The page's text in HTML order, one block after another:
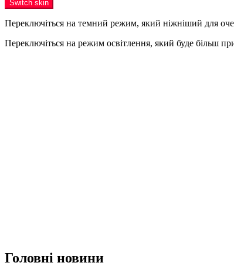
Switch skin
Переключіться на темний режим, який ніжніший для
Переключіться на режим освітлення, який буде більш
Головні новини